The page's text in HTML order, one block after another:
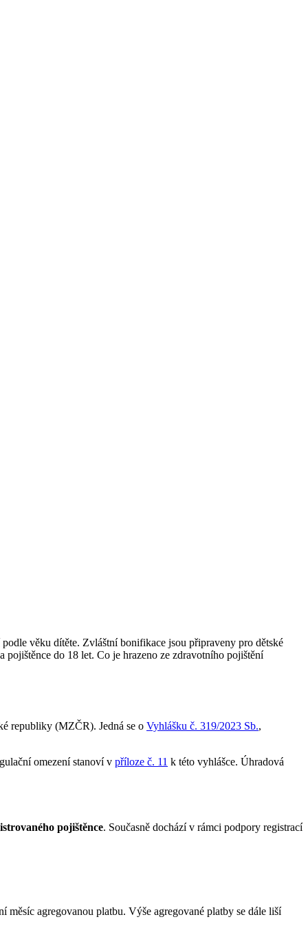
věku dítěte. Zvláštní bonifikace jsou připraveny pro dětské
do 18 let. Co je hrazeno ze zdravotního pojištění
republiky (MZČR). Jedná se o Vyhlášku č. 319/2023 Sb.,
omezení stanoví v příloze č. 11 k této vyhlášce. Úhradová
pojištěnce. Současně dochází v rámci podpory registrací
agregovanou platbu. Výše agregované platby se dále liší